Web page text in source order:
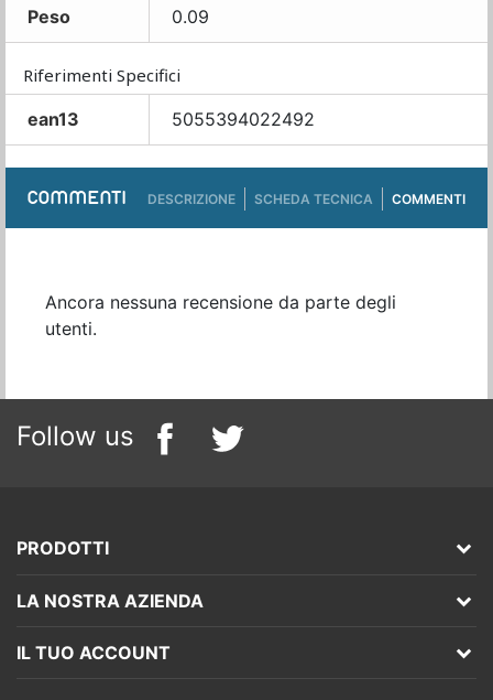
Peso 0.09
Riferimenti Specifici
ean13
5055394022492
COMMENTI DESCRIZIONE SCHEDA TECNICA COMMENTI
Ancora nessuna recensione da parte degli
utenti.
Follow us
PRODOTTI
LA NOSTRA AZIENDA
IL TUO ACCOUNT